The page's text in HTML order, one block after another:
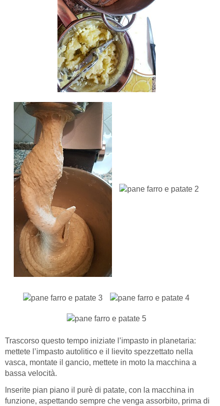
Trascorso questo tempo iniziate l’impasto in planetaria:
mettete l’impasto autolitico e il lievito spezzettato nella
vasca, montate il gancio, mettete in moto la macchina a
bassa velocità.
Inserite pian piano il purè di patate, con la macchina in
funzione, aspettando sempre che venga assorbito, prima di